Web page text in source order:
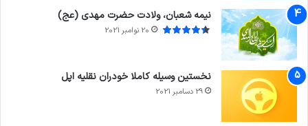
نیمه شعبان، ولادت حضرت مهدی (عج)
20 نوامبر 2021
نخستین وسیله کاملا خودران نقلیه اپل
29 دسامبر 2021